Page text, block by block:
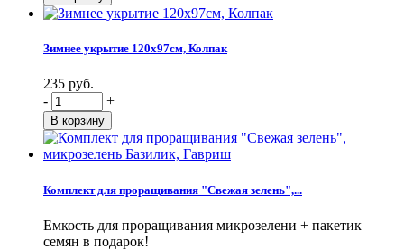
Зимнее укрытие 120х97см, Колпак
235 руб.
-
+
Комплект для проращивания "Свежая зелень",...
Емкость для проращивания микрозелени + пакетик
семян в подарок!